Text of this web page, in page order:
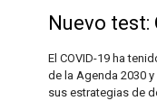
Nuevo test:
El COVID-19 ha
de la Agenda 2030
sus estrategias de